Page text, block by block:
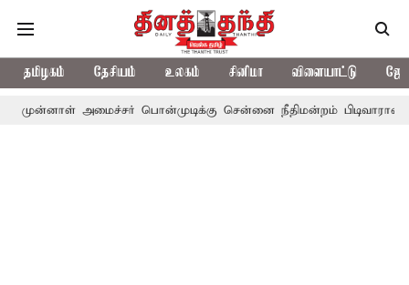
தமிழகம் தேசியம் உலகம் சினிமா விளையாட்டு
அமைச்சர் பொன்முடிக்கு சென்னை நீதிமன்றம் பிடிவாராண்ட்